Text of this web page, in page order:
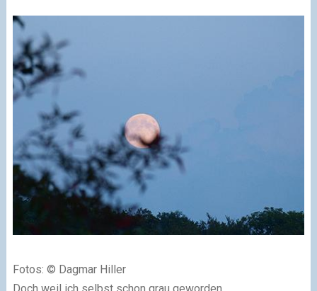
Fotos: © Dagmar Hiller
Doch weil ich selbst schon grau geworden